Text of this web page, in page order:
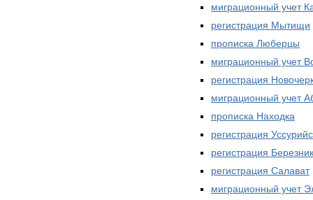
миграционный учет
регистрация Мытищи
прописка Люберцы
миграционный учет
регистрация
миграционный учет
прописка Находка
регистрация
регистрация
регистрация Салават
миграционный учет